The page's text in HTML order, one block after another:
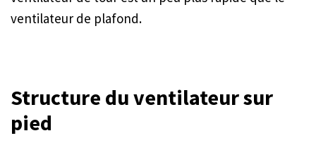
ventilateur de plafond.
Structure du ventilateur sur
pied